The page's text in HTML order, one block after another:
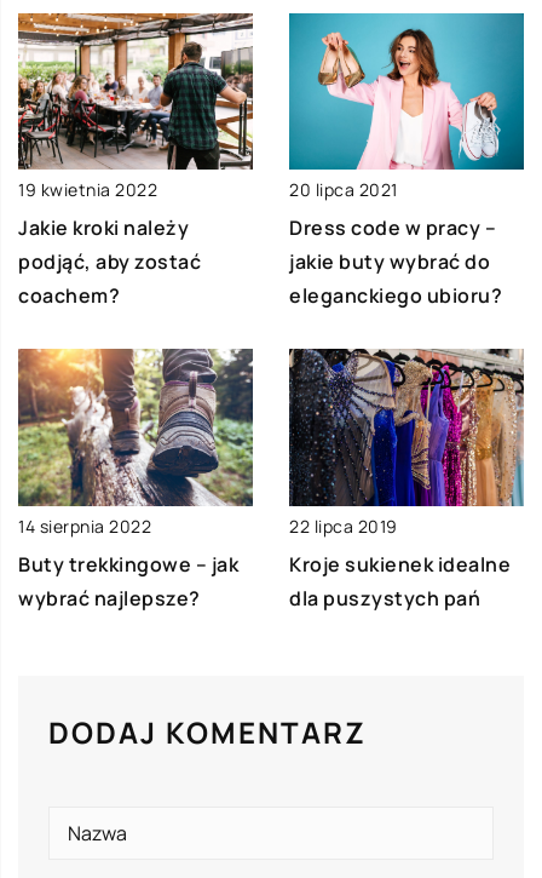
19 kwietnia 2022
Jakie kroki należy
podjąć, aby zostać
coachem?
20 lipca 2021
Dress code w pracy –
jakie buty wybrać do
eleganckiego ubioru?
14 sierpnia 2022
Buty trekkingowe – jak
wybrać najlepsze?
22 lipca 2019
Kroje sukienek idealne
dla puszystych pań
DODAJ KOMENTARZ